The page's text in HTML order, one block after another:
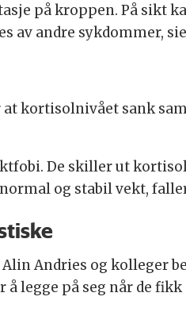
på kroppen. På sikt
av andre sykdommer,
kortisolnivået sank
De skiller ut kortisol
og stabil vekt,
Andries og kolleger
legge på seg når de